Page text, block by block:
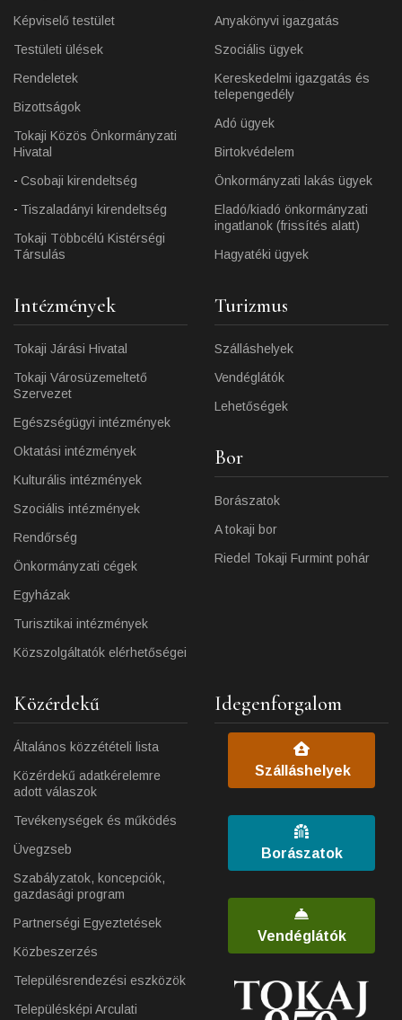
Képviselő testület
Testületi ülések
Rendeletek
Bizottságok
Tokaji Közös Önkormányzati
Hivatal
Csobaji kirendeltség
Tiszaladányi kirendeltség
Tokaji Többcélú Kistérségi
Társulás
Anyakönyvi igazgatás
Szociális ügyek
Kereskedelmi igazgatás és
telepengedély
Adó ügyek
Birtokvédelem
Önkormányzati lakás ügyek
Eladó/kiadó önkormányzati
ingatlanok (frissítés alatt)
Hagyatéki ügyek
Intézmények
Tokaji Járási Hivatal
Tokaji Városüzemeltető
Szervezet
Egészségügyi intézmények
Oktatási intézmények
Kulturális intézmények
Szociális intézmények
Rendőrség
Önkormányzati cégek
Egyházak
Turisztikai intézmények
Közszolgáltatók elérhetőségei
Turizmus
Szálláshelyek
Vendéglátók
Lehetőségek
Bor
Borászatok
A tokaji bor
Riedel Tokaji Furmint pohár
Közérdekű
Általános közzétételi lista
Közérdekű adatkérelemre
adott válaszok
Tevékenységek és működés
Üvegzseb
Szabályzatok, koncepciók,
gazdasági program
Partnerségi Egyeztetések
Közbeszerzés
Településrendezési eszközök
Településképi Arculati
Idegenforgalom
Szálláshelyek
Borászatok
Vendéglátók